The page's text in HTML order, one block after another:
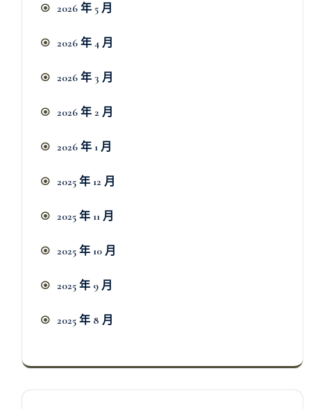
2026 年 5 月
2026 年 4 月
2026 年 3 月
2026 年 2 月
2026 年 1 月
2025 年 12 月
2025 年 11 月
2025 年 10 月
2025 年 9 月
2025 年 8 月